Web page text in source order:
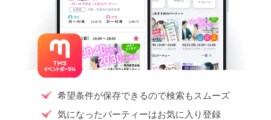
希望条件が保存できるので検索もスムーズ
気になったパーティーはお気に入り登録